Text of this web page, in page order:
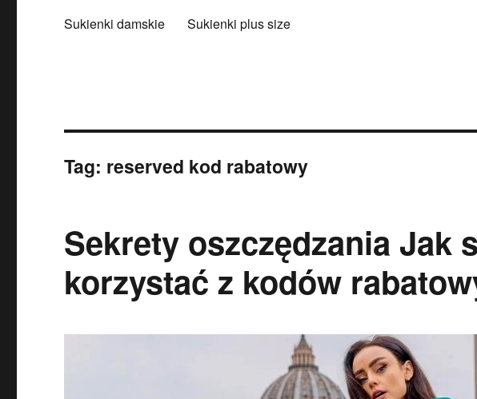
Sukienki damskie
Sukienki plus size
Tag: reserved kod rabatowy
Sekrety oszczędzania Jak
korzystać z kodów